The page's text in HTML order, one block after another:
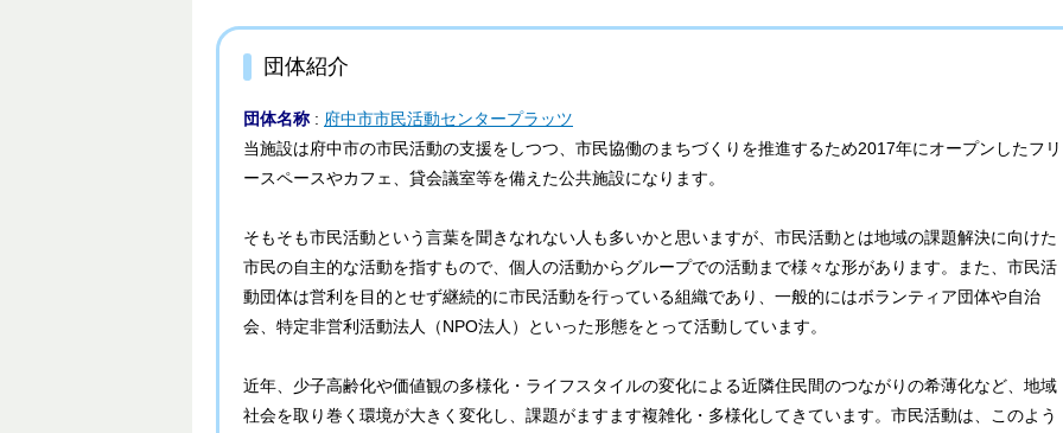
団体紹介
団体名称 : 府中市市民活動センタープラッツ
当施設は府中市の市民活動の支援をしつつ、市民協働のまちづくりを推進するため2017年にオープンしたフリ
ースペースやカフェ、貸会議室等を備えた公共施設になります。
そもそも市民活動という言葉を聞きなれない人も多いかと思いますが、市民活動とは地域の課題解決に向けた
市民の自主的な活動を指すもので、個人の活動からグループでの活動まで様々な形があります。また、市民活
動団体は営利を目的とせず継続的に市民活動を行っている組織であり、一般的にはボランティア団体や自治
会、特定非営利活動法人（NPO法人）といった形態をとって活動しています。
近年、少子高齢化や価値観の多様化・ライフスタイルの変化による近隣住民間のつながりの希薄化など、地域
社会を取り巻く環境が大きく変化し、課題がますます複雑化・多様化してきています。市民活動は、このよう